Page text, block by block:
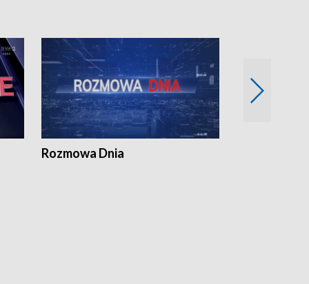
Rozmowa Dnia